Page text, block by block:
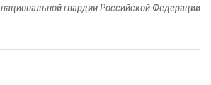
национальной гвардии Российской Федерации